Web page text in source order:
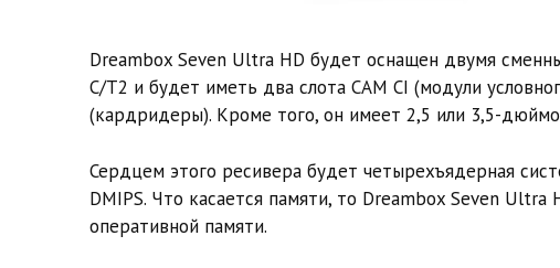
Dreambox Seven Ultra HD будет оснащен двумя
C/T2 и будет иметь два слота CAM CI (модули
(кардридеры). Кроме того, он имеет 2,5 или 3,5-
Сердцем этого ресивера будет четырехъядерная
DMIPS. Что касается памяти, то Dreambox Seven
оперативной памяти.